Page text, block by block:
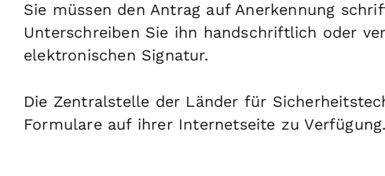
Sie müssen den Antrag auf Anerkennung
Unterschreiben Sie ihn handschriftlich oder
elektronischen Signatur.
Die Zentralstelle der Länder für
Formulare auf ihrer Internetseite zu Verfügung.